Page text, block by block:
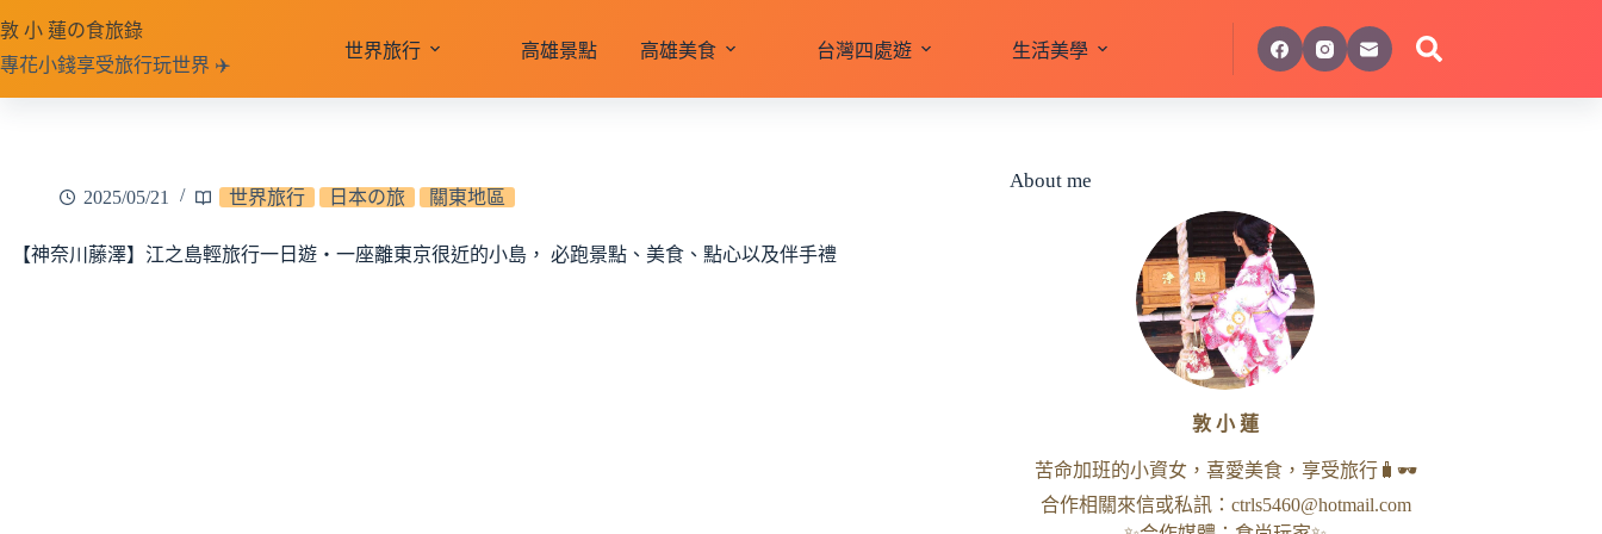
至
主
要
敦 小 蓮の食旅錄
專花小錢享受旅行玩世界 ✈️
世界旅行 高雄景點 高雄美食 台灣四處遊 生活美學
2025/05/21 世界旅行 日本の旅 關東地區
【神奈川藤澤】江之島輕旅行一日遊‧一座離東京很近的小島， 必跑景點、美食、點心以及伴手禮
About me
敦 小 蓮
苦命加班的小資女，喜愛美食，享受旅行🧳🕶
合作相關來信或私訊： ctrls5460@hotmail.com